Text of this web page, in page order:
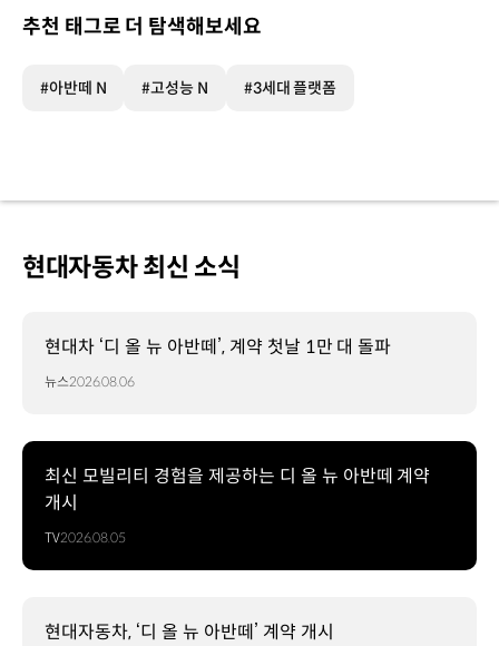
추천 태그로 더 탐색해보세요
#아반떼 N #고성능 N #3세대 플랫폼
현대자동차 최신 소식
현대차 ‘디 올 뉴 아반떼’, 계약 첫날 1만 대 돌파
뉴스2026.08.06
최신 모빌리티 경험을 제공하는 디 올 뉴 아반떼 계약
개시
TV2026.08.05
현대자동차, ‘디 올 뉴 아반떼’ 계약 개시